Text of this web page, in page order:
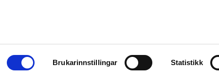
Brukarinnstillingar Statistikk